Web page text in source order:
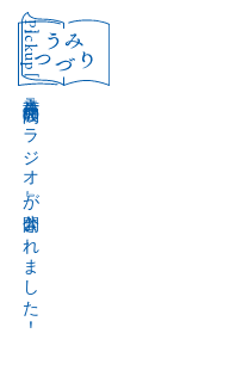
［Pickup］
音声作品『波間のラジオ』が公開されました！